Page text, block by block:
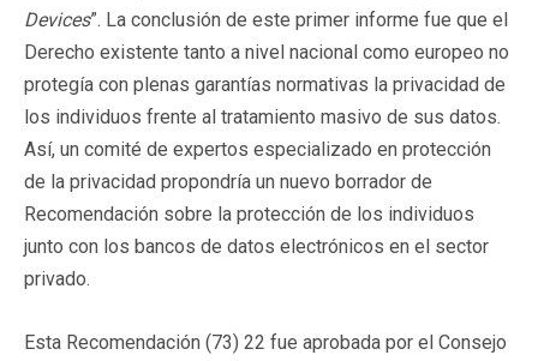
Devices”. La conclusión de este primer informe fue que el
Derecho existente tanto a nivel nacional como europeo no
protegía con plenas garantías normativas la privacidad de
los individuos frente al tratamiento masivo de sus datos.
Así, un comité de expertos especializado en protección
de la privacidad propondría un nuevo borrador de
Recomendación sobre la protección de los individuos
junto con los bancos de datos electrónicos en el sector
privado.
Esta Recomendación (73) 22 fue aprobada por el Consejo